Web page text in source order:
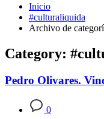
Inicio
#culturaliquida
Archivo de
Category:
Pedro Olivares.
0